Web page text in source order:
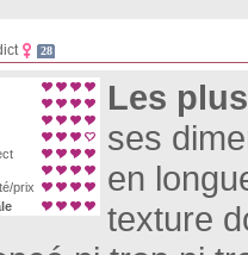
28
prix
Les
ses
en
texture